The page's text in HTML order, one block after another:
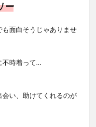
ー
面白そうじゃありませ
不時着って…
会い、助けてくれるのが